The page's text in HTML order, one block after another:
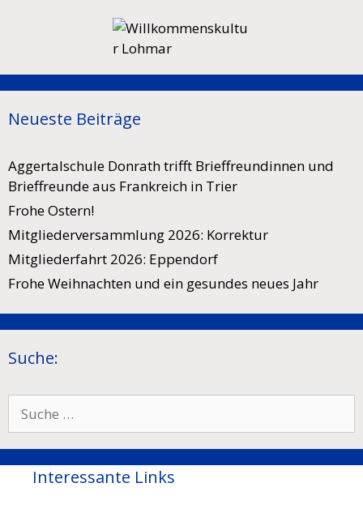
Neueste Beiträge
Aggertalschule Donrath trifft Brieffreundinnen und
Brieffreunde aus Frankreich in Trier
Frohe Ostern!
Mitgliederversammlung 2026: Korrektur
Mitgliederfahrt 2026: Eppendorf
Frohe Weihnachten und ein gesundes neues Jahr
Suche:
nach:
Interessante Links